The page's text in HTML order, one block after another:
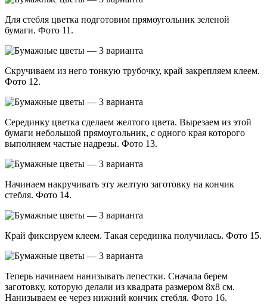
Для стебля цветка подготовим прямоугольник зеленой
бумаги. Фото 11.
Скручиваем из него тонкую трубочку, край закрепляем клеем.
Фото 12.
Серединку цветка сделаем желтого цвета. Вырезаем из этой
бумаги небольшой прямоугольник, с одного края которого
выполняем частые надрезы. Фото 13.
Начинаем накручивать эту желтую заготовку на кончик
стебля. Фото 14.
Край фиксируем клеем. Такая серединка получилась. Фото 15.
Теперь начинаем нанизывать лепестки. Сначала берем
заготовку, которую делали из квадрата размером 8х8 см.
Нанизываем ее через нижний кончик стебля. Фото 16.